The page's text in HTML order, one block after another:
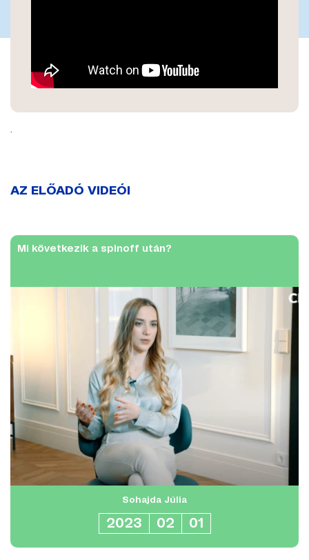
AZ ELŐADÓ VIDEÓI
Mi következik a spinoff után?
Sohajda Júlia
2023 02 01